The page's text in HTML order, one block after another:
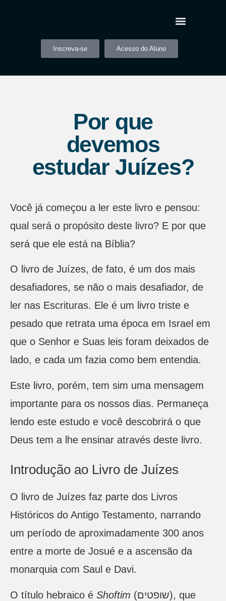
Inscreva-se Acesso do Aluno
Por que
devemos
estudar Juízes?
Você já começou a ler este livro e pensou:
qual será o propósito deste livro? E por que
será que ele está na Bíblia?
O livro de Juízes, de fato, é um dos mais
desafiadores, se não o mais desafiador, de
ler nas Escrituras. Ele é um livro triste e
pesado que retrata uma época em Israel em
que o Senhor e Suas leis foram deixados de
lado, e cada um fazia como bem entendia.
Este livro, porém, tem sim uma mensagem
importante para os nossos dias. Permaneça
lendo este estudo e você descobrirá o que
Deus tem a lhe ensinar através deste livro.
Introdução ao Livro de Juízes
O livro de Juízes faz parte dos Livros
Históricos do Antigo Testamento, narrando
um período de aproximadamente 300 anos
entre a morte de Josué e a ascensão da
monarquia com Saul e Davi.
O título hebraico é Shoftim (שופטים), que